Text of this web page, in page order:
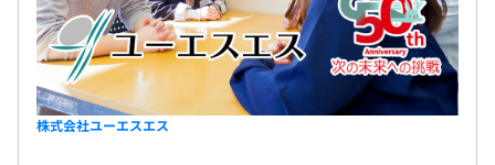
株式会社ユーエスエス